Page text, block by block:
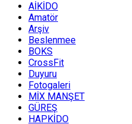
AİKİDO
Amatör
Arşiv
Beslenmee
BOKS
CrossFit
Duyuru
Fotogaleri
MİX MANŞET
GÜREŞ
HAPKİDO